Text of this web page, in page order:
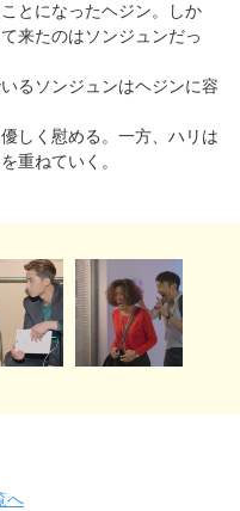
とになったヘジン。しか
来たのはソンジュンだっ
るソンジュンはヘジンに容
しく慰める。一方、ハリは
重ねていく。
へ